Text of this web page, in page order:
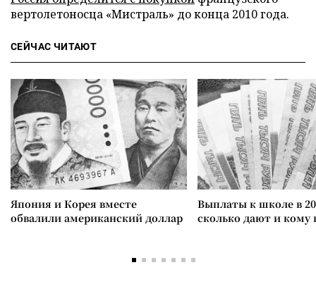
вертолетоносца «Мистраль» до конца 2010 года.
СЕЙЧАС ЧИТАЮТ
Япония и Корея вместе
обвалили американский доллар
Выплаты к школе в
сколько дают и